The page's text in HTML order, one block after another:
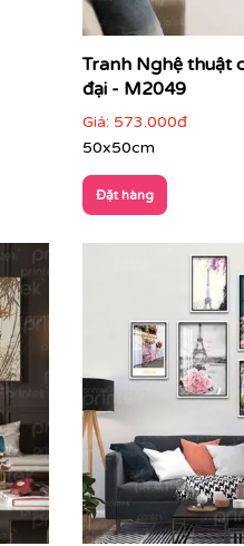
Tranh Nghệ thuật
đại - M2049
Giá: 573.000đ
50x50cm
Đặt hàng